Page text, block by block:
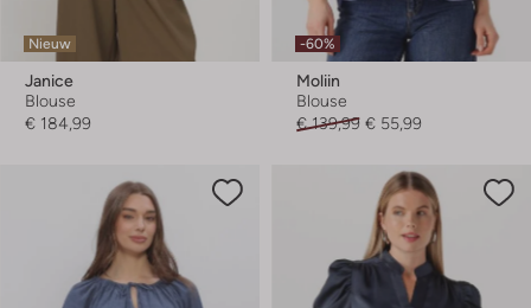
Nieuw
Janice
Blouse
€ 184,99
-60%
Moliin
Blouse
€ 139,99 € 55,99